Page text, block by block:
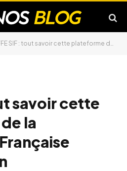
SIF : tout savoir cette plateforme de la Fédération Française d’Équitation
savoir cette
la